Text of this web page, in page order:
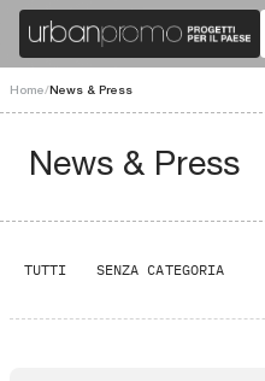
Home/News & Press
News & Press
TUTTI SENZA CATEGORIA